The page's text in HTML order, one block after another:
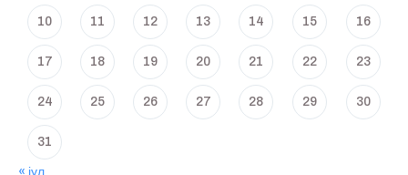
10 11 12 13 14 15 16
17 18 19 20 21 22 23
24 25 26 27 28 29 30
31
« јул